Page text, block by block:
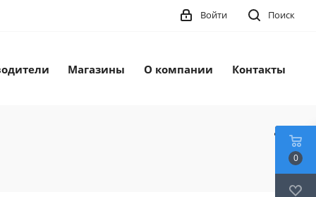
Поиск
Войти
Магазины О компании Контакты
0